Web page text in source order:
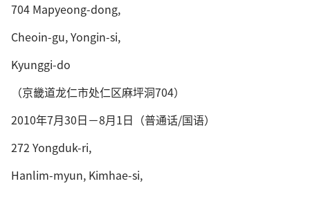
704 Mapyeong-dong,
Cheoin-gu, Yongin-si,
Kyunggi-do
（京畿道龙仁市处仁区麻坪洞704）
2010年7月30日－8月1日（普通话/国语）
272 Yongduk-ri,
Hanlim-myun, Kimhae-si,